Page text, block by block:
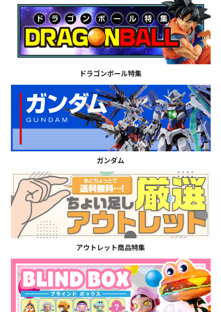
ドラゴンボール特集
ガンダム
アウトレット商品特集